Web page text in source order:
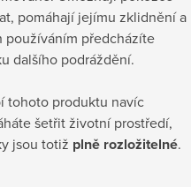
pomáhají jejímu zklidnění a
používáním předcházíte
dalšího podráždění.
tohoto produktu navíc
šetřit životní prostředí,
jsou totiž plně rozložitelné.